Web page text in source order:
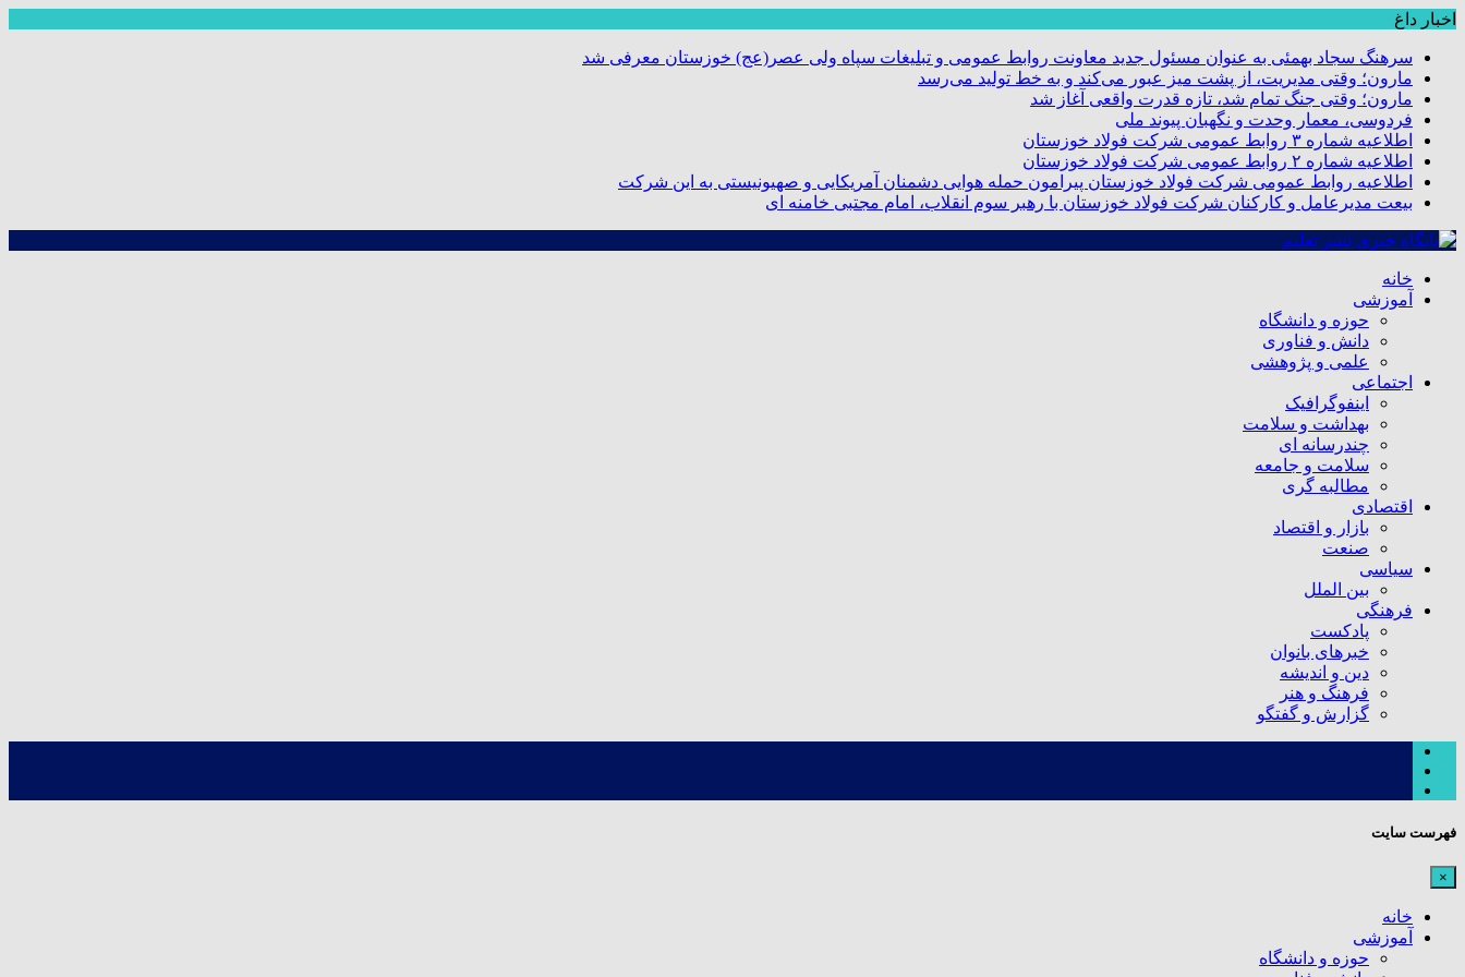
اخبار داغ
سرهنگ سجاد بهمئی به عنوان مسئول جدید معاونت روابط عمومی و تبلیغات سپاه ولی عصر(عج) خوزستان معرفی شد
مارون؛ وقتی مدیریت، از پشت میز عبور می‌کند و به خط تولید می‌رسد
مارون؛ وقتی جنگ تمام شد، تازه قدرت واقعی آغاز شد
فردوسی، معمار وحدت و نگهبان پیوند ملی
اطلاعیه شماره ۳ روابط عمومی شرکت فولاد خوزستان
اطلاعیه شماره ۲ روابط عمومی شرکت فولاد خوزستان
اطلاعیه روابط عمومی شرکت فولاد خوزستان پیرامون حمله هوایی دشمنان آمریکایی و صهیونیستی به این شرکت
بیعت مدیرعامل و کارکنان شرکت فولاد خوزستان با رهبر سوم انقلاب، امام مجتبی خامنه ای
خانه
آموزشی
حوزه و دانشگاه
دانش و فناوری
علمی و پژوهشی
اجتماعی
اینفوگرافیک
بهداشت و سلامت
چندرسانه ای
سلامت و جامعه
مطالبه گری
اقتصادی
بازار و اقتصاد
صنعت
سیاسی
بین الملل
فرهنگی
پادکست
خبرهای بانوان
دین و اندیشه
فرهنگ و هنر
گزارش و گفتگو
فهرست سایت
×
خانه
آموزشی
حوزه و دانشگاه